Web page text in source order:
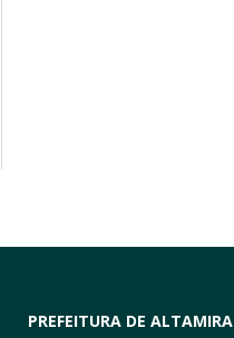
PREFEITURA DE ALTAMIRA